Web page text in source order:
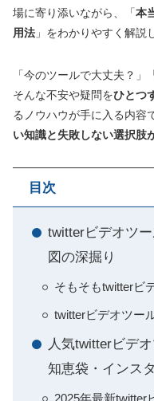
場に寄り添いながら、「本
用法 」をわかりやすく解説
「今のツールで大丈夫？
そんな不安や疑問をひとつ
るノウハウが手に入る内容
い知識と失敗しない選択肢
目次
twitterビデオツ
図の深掘り
そもそもtwitterビ
twitterビデオツー
人気twitterビデ
知恵袋・インス
2025年最新twitter